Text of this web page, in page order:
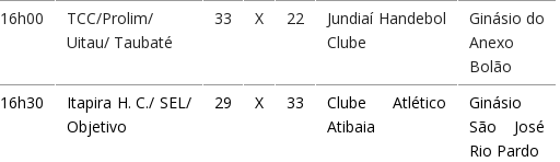
16h00
TCC/Prolim/
Uitau/ Taubaté
33 X 22
Jundiaí Handebol
Clube
Ginásio do
Anexo
Bolão
16h30
Itapira H. C./ SEL/
Objetivo
29 X 33
Clube Atlético
Atibaia
Ginásio
São José
Rio Pardo